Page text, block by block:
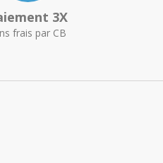
3X
frais par CB